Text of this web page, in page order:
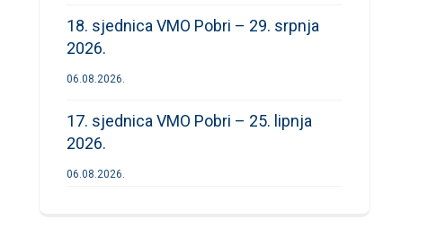
18. sjednica VMO Pobri – 29. srpnja
2026.
06.08.2026.
17. sjednica VMO Pobri – 25. lipnja
2026.
06.08.2026.